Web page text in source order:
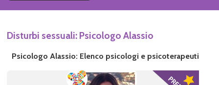
Disturbi sessuali: Psicologo Alassio
Psicologo Alassio: Elenco psicologi e psicoterapeuti